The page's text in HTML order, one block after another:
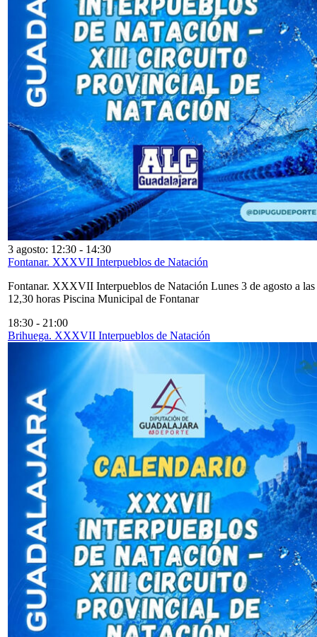
3 agosto: 12:30 - 14:30
Fontanar. XXXVII Interpueblos de Natación
Fontanar. XXXVII Interpueblos de Natación Lunes 3 de agosto a las
12,30 horas Piscina Municipal de Fontanar
18:30 - 21:00
Brihuega. XXXVII Interpueblos de Natación